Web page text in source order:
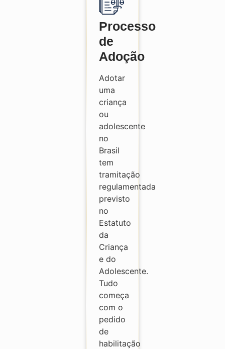
Processo
de
Adoção
Adotar
uma
criança
ou
adolescente
no
Brasil
tem
tramitação
regulamentada
previsto
no
Estatuto
da
Criança
e do
Adolescente.
Tudo
começa
com o
pedido
de
habilitação